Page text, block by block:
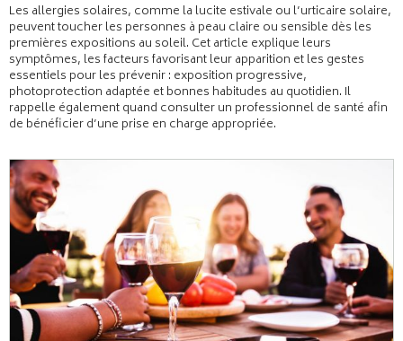
Les allergies solaires, comme la lucite estivale ou l’urticaire solaire,
peuvent toucher les personnes à peau claire ou sensible dès les
premières expositions au soleil. Cet article explique leurs
symptômes, les facteurs favorisant leur apparition et les gestes
essentiels pour les prévenir : exposition progressive,
photoprotection adaptée et bonnes habitudes au quotidien. Il
rappelle également quand consulter un professionnel de santé afin
de bénéficier d’une prise en charge appropriée.